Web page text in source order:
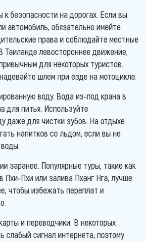
к безопасности на дорогах. Если вы
автомобиль, обязательно имейте
права и соблюдайте местные
Таиланде левостороннее движение,
для некоторых туристов.
шлем при езде на мотоцикле.
воду. Вода из-под крана в
для питья. Используйте
даже для чистки зубов. На отдыхе
напитков со льдом, если вы не
заранее. Популярные туры, такие как
Пхи-Пхи или залива Пханг Нга, лучше
чтобы избежать переплат и
и переводчики. В некоторых
слабый сигнал интернета, поэтому